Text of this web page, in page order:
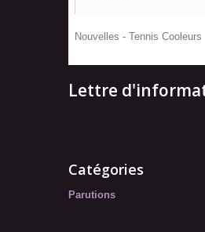
Nouvelles - Tennis Cooleurs
Lettre
Catégories
Parutions